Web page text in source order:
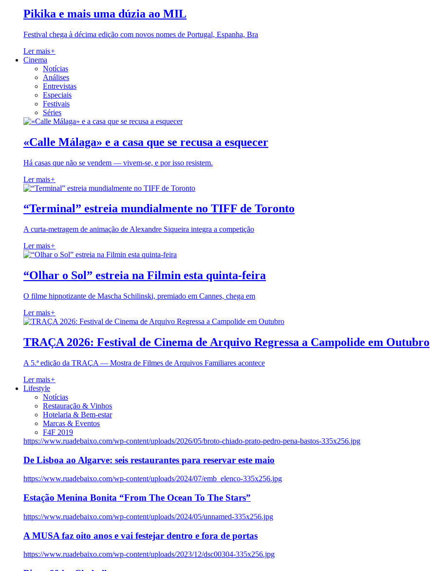
Pikika e mais uma dúzia ao MIL
Festival chega à décima edição com novos nomes de Portugal, Espanha, Bra
Ler mais+
Cinema
Notícias
Análises
Entrevistas
Especiais
Festivais
Séries
«Calle Málaga» e a casa que se recusa a esquecer
Há casas que não se vendem — vivem-se, e por isso resistem.
Ler mais+
“Terminal” estreia mundialmente no TIFF de Toronto
A curta-metragem de animação de Alexandre Siqueira integra a competição
Ler mais+
“Olhar o Sol” estreia na Filmin esta quinta-feira
O filme hipnotizante de Mascha Schilinski, premiado em Cannes, chega em
Ler mais+
TRAÇA 2026: Festival de Cinema de Arquivo Regressa a Campolide em Outubro
A 5.ª edição da TRAÇA — Mostra de Filmes de Arquivos Familiares acontece
Ler mais+
Lifestyle
Notícias
Restauração & Vinhos
Hotelaria & Bem-estar
Marcas & Eventos
F4F 2019
https://www.ruadebaixo.com/wp-content/uploads/2026/05/broto-chiado-prato-pedro-pena-bastos-335x256.jpg
De Lisboa ao Algarve: seis restaurantes para reservar este maio
https://www.ruadebaixo.com/wp-content/uploads/2024/07/emb_elenco-335x256.jpg
Estação Menina Bonita “From The Ocean To The Stars”
https://www.ruadebaixo.com/wp-content/uploads/2024/05/unnamed-335x256.jpg
A MUSA faz oito anos e vai festejar dentro e fora de portas
https://www.ruadebaixo.com/wp-content/uploads/2023/12/dsc00304-335x256.jpg